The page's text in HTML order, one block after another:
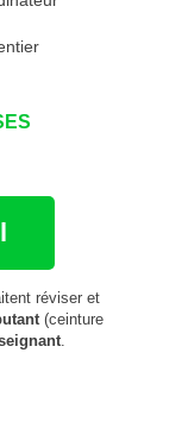
réviser et
(ceinture
.